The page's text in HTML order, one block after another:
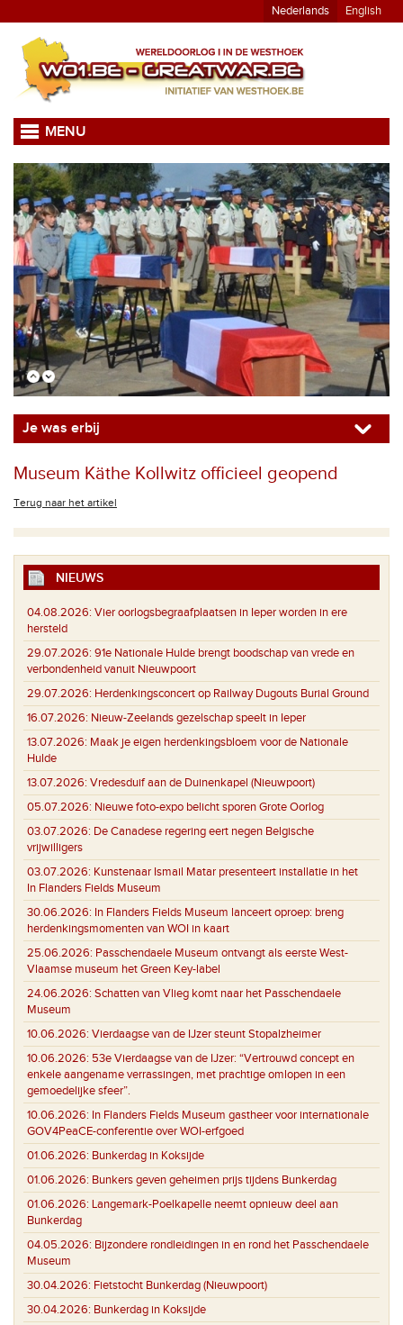
Nederlands English
MENU
Je was erbij
Museum Käthe Kollwitz officieel geopend
Terug naar het artikel
NIEUWS
04.08.2026: Vier oorlogsbegraafplaatsen in Ieper worden in ere
hersteld
29.07.2026: 91e Nationale Hulde brengt boodschap van vrede en
verbondenheid vanuit Nieuwpoort
29.07.2026: Herdenkingsconcert op Railway Dugouts Burial Ground
16.07.2026: Nieuw-Zeelands gezelschap speelt in Ieper
13.07.2026: Maak je eigen herdenkingsbloem voor de Nationale
Hulde
13.07.2026: Vredesduif aan de Duinenkapel (Nieuwpoort)
05.07.2026: Nieuwe foto-expo belicht sporen Grote Oorlog
03.07.2026: De Canadese regering eert negen Belgische
vrijwilligers
03.07.2026: Kunstenaar Ismail Matar presenteert installatie in het
In Flanders Fields Museum
30.06.2026: In Flanders Fields Museum lanceert oproep: breng
herdenkingsmomenten van WOI in kaart
25.06.2026: Passchendaele Museum ontvangt als eerste West-
Vlaamse museum het Green Key-label
24.06.2026: Schatten van Vlieg komt naar het Passchendaele
Museum
10.06.2026: Vierdaagse van de IJzer steunt Stopalzheimer
10.06.2026: 53e Vierdaagse van de IJzer: “Vertrouwd concept en
enkele aangename verrassingen, met prachtige omlopen in een
gemoedelijke sfeer”.
10.06.2026: In Flanders Fields Museum gastheer voor internationale
GOV4PeaCE-conferentie over WOI-erfgoed
01.06.2026: Bunkerdag in Koksijde
01.06.2026: Bunkers geven geheimen prijs tijdens Bunkerdag
01.06.2026: Langemark-Poelkapelle neemt opnieuw deel aan
Bunkerdag
04.05.2026: Bijzondere rondleidingen in en rond het Passchendaele
Museum
30.04.2026: Fietstocht Bunkerdag (Nieuwpoort)
30.04.2026: Bunkerdag in Koksijde